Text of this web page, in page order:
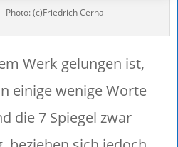
Photo: (c)Friedrich Cerha
Werk gelungen ist,
einige wenige Worte
die 7 Spiegel zwar